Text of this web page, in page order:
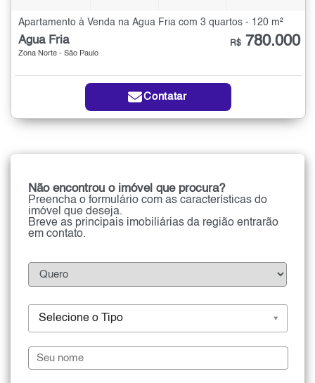
Apartamento à Venda na Água Fria com 3 quartos - 120 m²
Água Fria
Zona Norte - São Paulo
R$ 780.000
Contatar
Não encontrou o imóvel que procura?
Preencha o formulário com as características do
imóvel que deseja.
Breve as principais imobiliárias da região entrarão
em contato.
Selecione o Tipo